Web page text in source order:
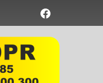
Element
menu